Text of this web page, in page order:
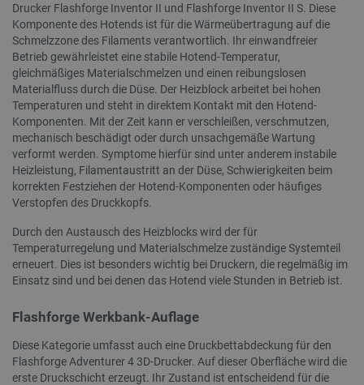
Drucker Flashforge Inventor II und Flashforge Inventor II S. Diese
Komponente des Hotends ist für die Wärmeübertragung auf die
Schmelzzone des Filaments verantwortlich. Ihr einwandfreier
Betrieb gewährleistet eine stabile Hotend-Temperatur,
gleichmäßiges Materialschmelzen und einen reibungslosen
Materialfluss durch die Düse. Der Heizblock arbeitet bei hohen
Temperaturen und steht in direktem Kontakt mit den Hotend-
Komponenten. Mit der Zeit kann er verschleißen, verschmutzen,
mechanisch beschädigt oder durch unsachgemäße Wartung
verformt werden. Symptome hierfür sind unter anderem instabile
Heizleistung, Filamentaustritt an der Düse, Schwierigkeiten beim
korrekten Festziehen der Hotend-Komponenten oder häufiges
Verstopfen des Druckkopfs.
Durch den Austausch des Heizblocks wird der für
Temperaturregelung und Materialschmelze zuständige Systemteil
erneuert. Dies ist besonders wichtig bei Druckern, die regelmäßig im
Einsatz sind und bei denen das Hotend viele Stunden in Betrieb ist.
Flashforge Werkbank-Auflage
Diese Kategorie umfasst auch eine Druckbettabdeckung für den
Flashforge Adventurer 4 3D-Drucker. Auf dieser Oberfläche wird die
erste Druckschicht erzeugt. Ihr Zustand ist entscheidend für die
LaVisitorId_Ym90bGFuZC5sYWRlc2suY29tLw .botland.de
critData botland.de
_lb
CookieScriptConsent
CookieScript
botland.de